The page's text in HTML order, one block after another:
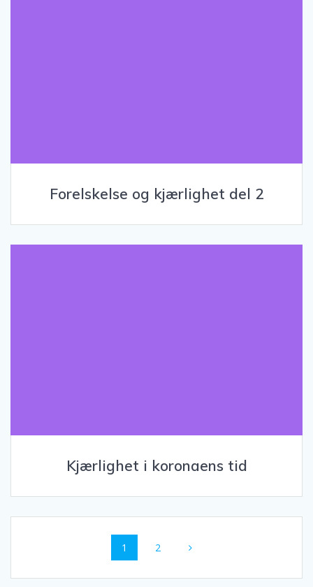
Forelskelse og kjærlighet del 2
Kjærlighet i koronaens tid
1 2